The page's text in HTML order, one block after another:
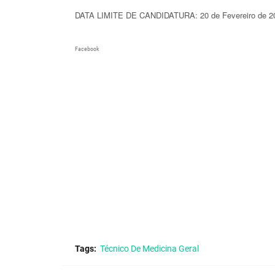
DATA LIMITE DE CANDIDATURA: 20 de Fevereiro de
Facebook
Tags: Técnico De Medicina Geral